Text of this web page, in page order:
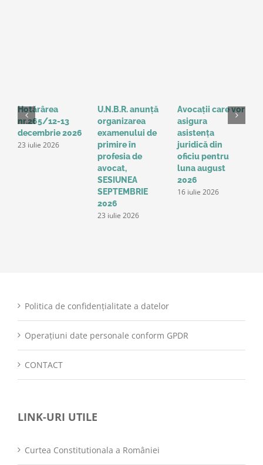
Hotărârea
nr.265/12-13
decembrie 2026
23 iulie 2026
U.N.B.R. anunță
organizarea
examenului de
primire în
profesia de
avocat,
SESIUNEA
SEPTEMBRIE
2026
23 iulie 2026
Avocații care vor
asigura
asistența
juridică din
oficiu pentru
luna august
2026
16 iulie 2026
Politica de confidențialitate a datelor
Operațiuni date personale conform GPDR
CONTACT
LINK-URI UTILE
Curtea Constitutionala a României